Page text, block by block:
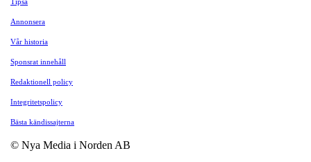
Annonsera
Vår historia
Sponsrat innehåll
Redaktionell policy
Integritetspolicy
Bästa kändissajterna
© Nya Media i Norden AB